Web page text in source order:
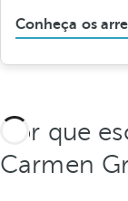
Conheça os
Por que
Carmen